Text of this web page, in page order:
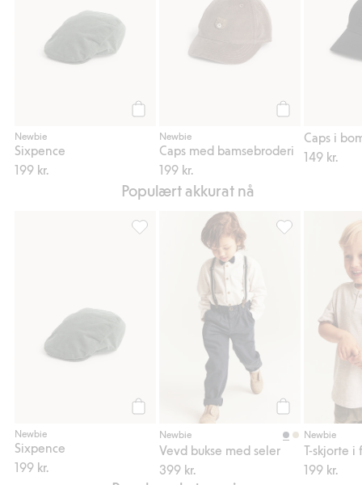
Newbie
Sixpence
199 kr.
Newbie
Caps med bamsebroderi
199 kr.
Caps i
149 kr.
Populært akkurat nå
Newbie
Sixpence
199 kr.
Sixpence, Legg til i favoriter
Newbie
Vevd bukse med seler
399 kr.
Vevd bukse
Newbie
199 kr.